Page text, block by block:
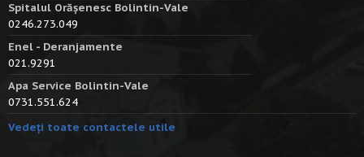
Spitalul Orășenesc Bolintin-Vale
0246.273.049
Enel - Deranjamente
021.9291
Apa Service Bolintin-Vale
0731.551.624
Vedeți toate contactele utile